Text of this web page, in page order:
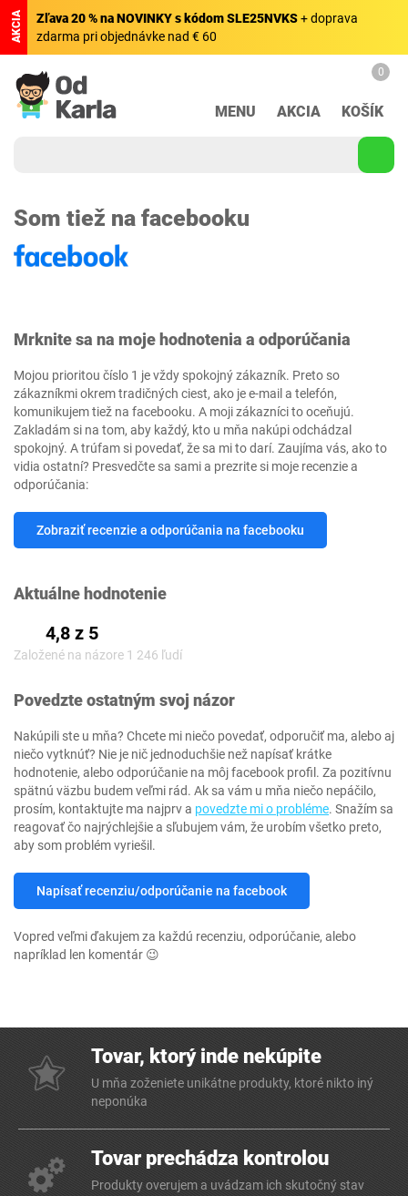
AKCIA Zľava 20 % na NOVINKY s kódom SLE25NVKS+ doprava
zdarma pri objednávke nad € 60
MENU AKCIA
0
KOŠÍK
Som tiež na facebooku
Mrknite sa na moje hodnotenia a odporúčania
Mojou prioritou číslo 1 je vždy spokojný zákazník. Preto so
zákazníkmi okrem tradičných ciest, ako je e-mail a telefón,
komunikujem tiež na facebooku. A moji zákazníci to oceňujú.
Zakladám si na tom, aby každý, kto u mňa nakúpi odchádzal
spokojný. A trúfam si povedať, že sa mi to darí. Zaujíma vás, ako to
vidia ostatní? Presvedčte sa sami a prezrite si moje recenzie a
odporúčania:
Zobraziť recenzie a odporúčania na facebooku
Aktuálne hodnotenie
4,8 z 5
Založené na názore 1 246 ľudí
Povedzte ostatným svoj názor
Nakúpili ste u mňa? Chcete mi niečo povedať, odporučiť ma, alebo aj
niečo vytknúť? Nie je nič jednoduchšie než napísať krátke
hodnotenie, alebo odporúčanie na môj facebook profil. Za pozitívnu
spätnú väzbu budem veľmi rád. Ak sa vám u mňa niečo nepáčilo,
prosím, kontaktujte ma najprv a povedzte mi o probléme. Snažím sa
reagovať čo najrýchlejšie a sľubujem vám, že urobím všetko preto,
aby som problém vyriešil.
Napísať recenziu/odporúčanie na facebook
Vopred veľmi ďakujem za každú recenziu, odporúčanie, alebo
napríklad len komentár 😉
Tovar, ktorý inde nekúpite
U mňa zoženiete unikátne produkty, ktoré nikto iný
neponúka
Tovar prechádza kontrolou
Produkty overujem a uvádzam ich skutočný stav